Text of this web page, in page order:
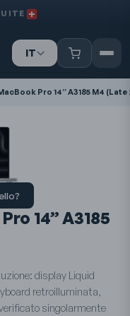
IT
FRPro 14” A3185 M4 (Late
14” A3185
display Liquid
retroilluminata,
singolarmente